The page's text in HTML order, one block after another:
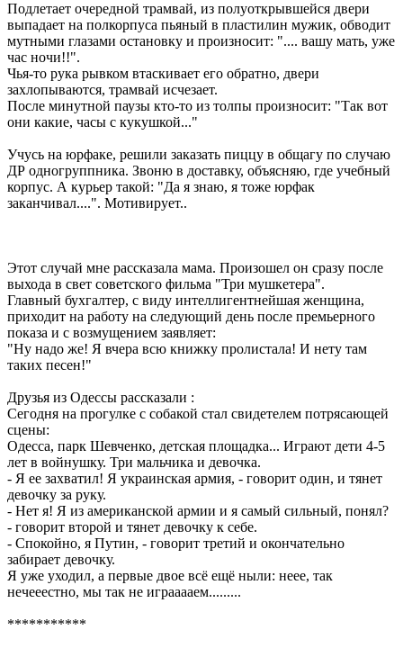
Подлетает очередной трамвай, из полуоткрывшейся двери
выпадает на полкорпуса пьяный в пластилин мужик, обводит
мутными глазами остановку и произносит: ".... вашу мать, уже
час ночи!!".
Чья-то рука рывком втаскивает его обратно, двери
захлопываются, трамвай исчезает.
После минутной паузы кто-то из толпы произносит: "Так вот
они какие, часы с кукушкой..."
Учусь на юрфаке, решили заказать пиццу в общагу по случаю
ДР одногруппника. Звоню в доставку, объясняю, где учебный
корпус. А курьер такой: "Да я знаю, я тоже юрфак
заканчивал....". Мотивирует..
Этот случай мне рассказала мама. Произошел он сразу после
выхода в свет советского фильма "Три мушкетера".
Главный бухгалтер, с виду интеллигентнейшая женщина,
приходит на работу на следующий день после премьерного
показа и с возмущением заявляет:
"Ну надо же! Я вчера всю книжку пролистала! И нету там
таких песен!"
Друзья из Одессы рассказали :
Сегодня на прогулке с собакой стал свидетелем потрясающей
сцены:
Одесса, парк Шевченко, детская площадка... Играют дети 4-5
лет в войнушку. Три мальчика и девочка.
- Я ее захватил! Я украинская армия, - говорит один, и тянет
девочку за руку.
- Нет я! Я из американской армии и я самый сильный, понял?
- говорит второй и тянет девочку к себе.
- Спокойно, я Путин, - говорит третий и окончательно
забирает девочку.
Я уже уходил, а первые двое всё ещё ныли: неее, так
нечееестно, мы так не играаааем.........
***********